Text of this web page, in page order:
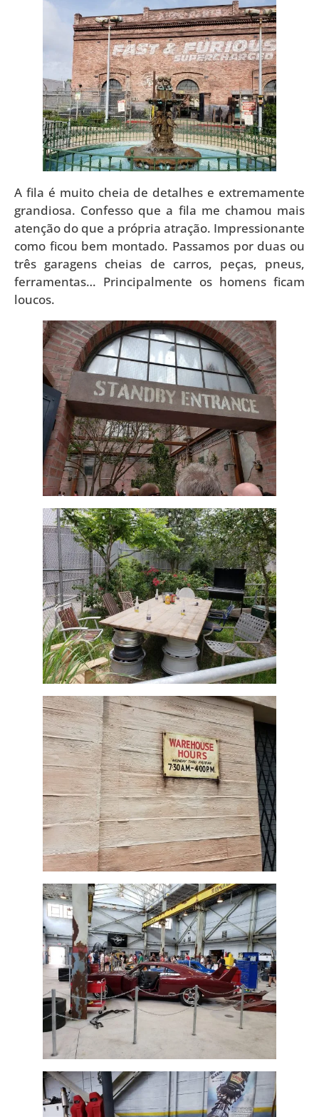
A fila é muito cheia de detalhes e extremamente
grandiosa. Confesso que a fila me chamou mais
atenção do que a própria atração. Impressionante
como ficou bem montado. Passamos por duas ou
três garagens cheias de carros, peças, pneus,
ferramentas… Principalmente os homens ficam
loucos.